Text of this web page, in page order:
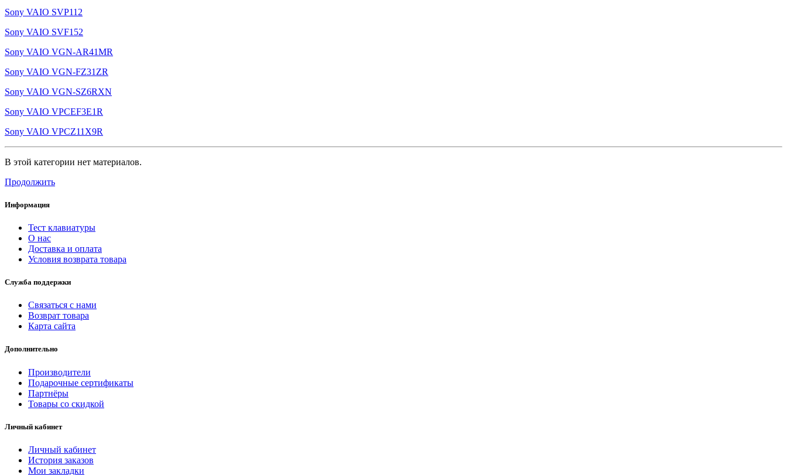
Sony VAIO SVP112
Sony VAIO SVF152
Sony VAIO VGN-AR41MR
Sony VAIO VGN-FZ31ZR
Sony VAIO VGN-SZ6RXN
Sony VAIO VPCEF3E1R
Sony VAIO VPCZ11X9R
В этой категории нет материалов.
Продолжить
Информация
Тест клавиатуры
О нас
Доставка и оплата
Условия возврата товара
Служба поддержки
Связаться с нами
Возврат товара
Карта сайта
Дополнительно
Производители
Подарочные сертификаты
Партнёры
Товары со скидкой
Личный кабинет
Личный кабинет
История заказов
Мои закладки